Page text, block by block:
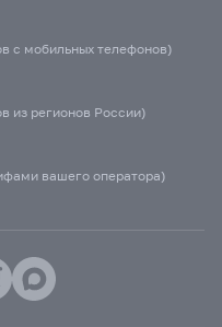
с мобильных телефонов)
из регионов России)
вашего оператора)